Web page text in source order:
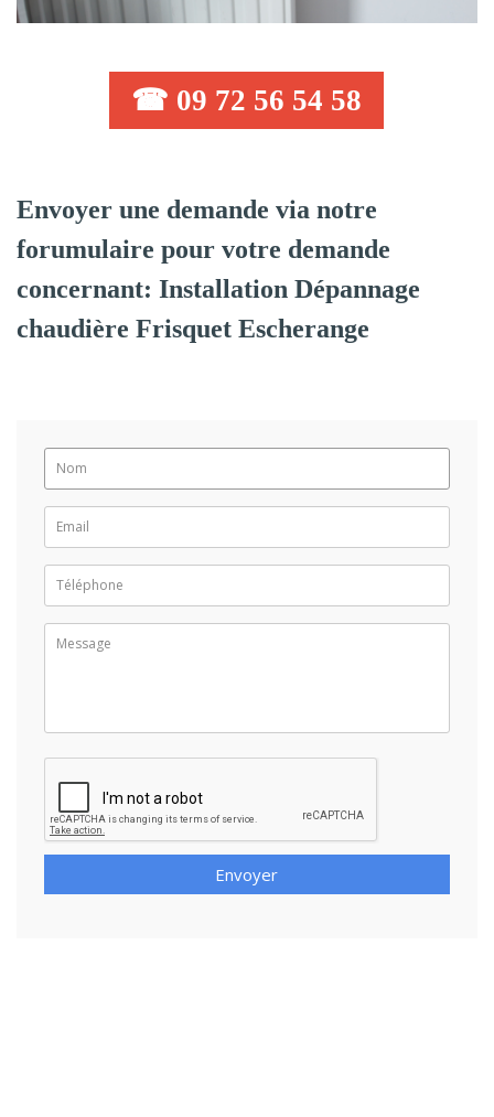
☎ 09 72 56 54 58
Envoyer une demande via notre
forumulaire pour votre demande
concernant: Installation Dépannage
chaudière Frisquet Escherange
Envoyer